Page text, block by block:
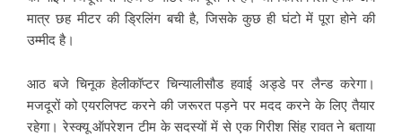
मात्र छह मीटर की ड्रिलिंग बची है, जिसके कुछ ही घंटो में पूरा होने की
उम्मीद है।
आठ बजे चिनूक हेलीकॉप्टर चिन्यालीसौड हवाई अड्डे पर लैन्ड करेगा।
मजदूरों को एयरलिफ्ट करने की जरूरत पड़ने पर मदद करने के लिए तैयार
रहेगा। रेस्क्यू ऑपरेशन टीम के सदस्यों में से एक गिरीश सिंह रावत ने बताया